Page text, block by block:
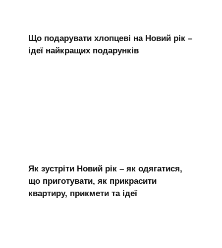
Що подарувати хлопцеві на Новий рік –
ідеї найкращих подарунків
Як зустріти Новий рік – як одягатися,
що приготувати, як прикрасити
квартиру, прикмети та ідеї